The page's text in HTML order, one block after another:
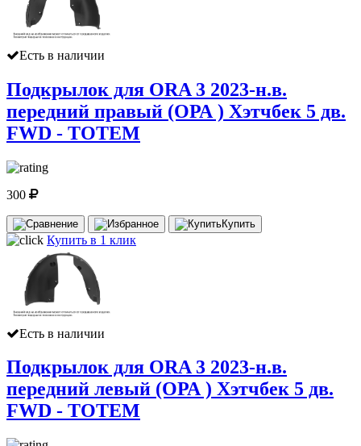
Есть в наличии
Подкрылок для ORA 3 2023-н.в.
передний правый (ОРА ) Хэтчбек 5 дв.
FWD - TOTEM
300
Купить
Купить в 1 клик
Есть в наличии
Подкрылок для ORA 3 2023-н.в.
передний левый (ОРА ) Хэтчбек 5 дв.
FWD - TOTEM